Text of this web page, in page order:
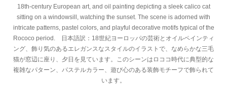
18th-century European art, and oil painting depicting a sleek calico cat
sitting on a windowsill, watching the sunset. The scene is adorned with
intricate patterns, pastel colors, and playful decorative motifs typical of the
Rococo period. 日本語訳：18世紀ヨーロッパの芸術とオイルペインティ
ング、飾り気のあるエレガンスなスタイルのイラストで、なめらかな三毛
猫が窓辺に座り、夕日を見ています。このシーンはロココ時代に典型的な
複雑なパターン、パステルカラー、遊び心のある装飾モチーフで飾られて
います。